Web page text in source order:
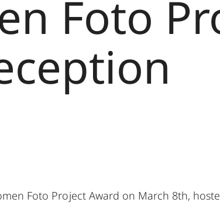
Foto
Foto Project Award on March 8th,